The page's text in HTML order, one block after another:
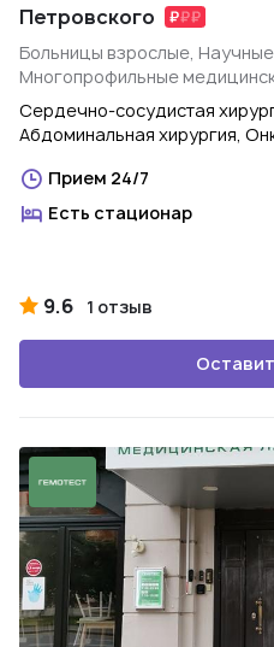
Петровского
Больницы взрослые,
Многопрофильные
Сердечно-сосудистая
Абдоминальная хирургия,
Прием 24/7
Есть стационар
9.6 1 отзыв